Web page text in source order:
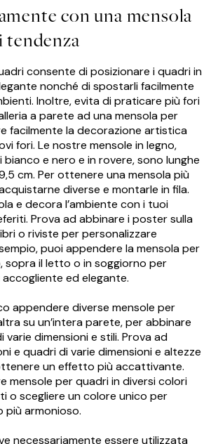
con una mensola
tendenza
consente di posizionare i quadri in
nonché di spostarli facilmente
Inoltre, evita di praticare più fori
a parete ad una mensola per
facilmente la decorazione artistica
fori. Le nostre mensole in legno,
e nero e in rovere, sono lunghe
cm. Per ottenere una mensola più
diverse e montarle in fila.
e decora l’ambiente con i tuoi
Prova ad abbinare i poster sulla
o riviste per personalizzare
puoi appendere la mensola per
sopra il letto o in soggiorno per
ed elegante.
appendere diverse mensole per
su un’intera parete, per abbinare
dimensioni e stili. Prova ad
e quadri di varie dimensioni e altezze
un effetto più accattivante.
mensole per quadri in diversi colori
o scegliere un colore unico per
armonioso.
necessariamente essere utilizzata